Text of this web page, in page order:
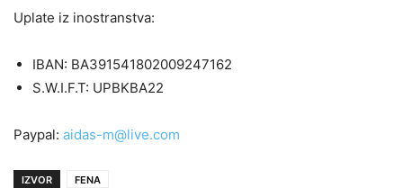
Uplate iz inostranstva:
IBAN: BA391541802009247162
S.W.I.F.T: UPBKBA22
Paypal: aidas-m@live.com
IZVOR
FENA